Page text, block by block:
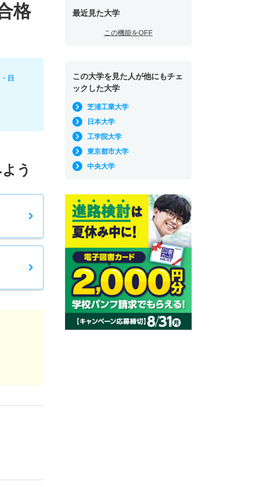
格
日
う
最近見た大学
この機能をOFF
この大学を見た人が他にもチェ
ックした大学
芝浦工業大学
日本大学
工学院大学
東京都市大学
中央大学